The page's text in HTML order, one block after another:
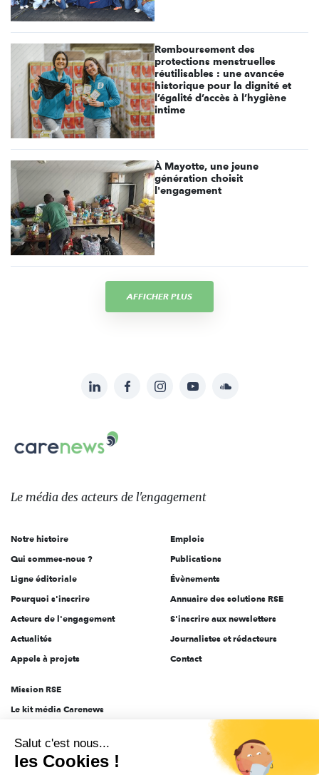
Remboursement des
protections menstruelles
réutilisables : une avancée
historique pour la dignité et
l’égalité d’accès à l’hygiène
intime
À Mayotte, une jeune
génération choisit
l'engagement
AFFICHER PLUS
sur:
LinkedInFacebookInstagramYouTubeSoundcloud
Carenews,
Le
des
l'engagement
Le média des acteurs de l'engagement
Notre histoire
Qui sommes-nous ?
Ligne éditoriale
Pourquoi s'inscrire
Acteurs de l'engagement
Actualités
Appels à projets
Emplois
Publications
Évènements
Annuaire des solutions RSE
S'inscrire aux newsletters
Journalistes et rédacteurs
Contact
Mission RSE
Le kit média Carenews
AEF info
Novethic
Salut c'est nous...
les Cookies !